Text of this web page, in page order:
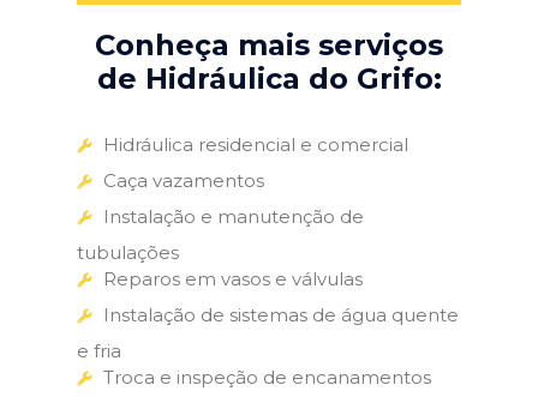
Conheça mais serviços
de Hidráulica do Grifo:
Hidráulica residencial e comercial
Caça vazamentos
Instalação e manutenção de
tubulações
Reparos em vasos e válvulas
Instalação de sistemas de água quente
e fria
Troca e inspeção de encanamentos